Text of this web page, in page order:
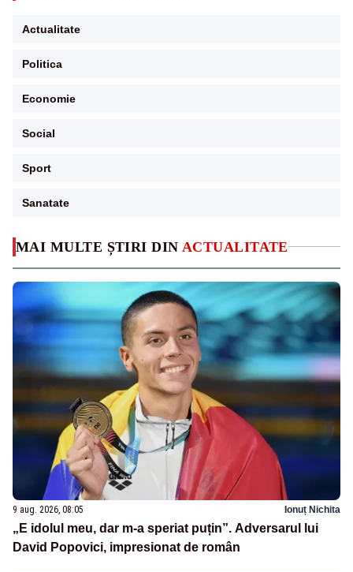
MAI MULTE ȘTIRI DIN ACTUALITATE
9 aug. 2026, 08:05 Ionuț Nichita
„E idolul meu, dar m-a speriat puțin”. Adversarul lui
David Popovici, impresionat de român
Actualitate
Politica
Economie
Social
Sport
Sanatate